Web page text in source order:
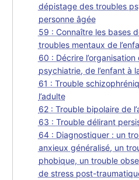
dépistage des troubles
personne âgée
59 : Connaître les bases
troubles mentaux de
60 : Décrire l’organisation
psychiatrie, de l’enfant à
61 : Trouble
l’adulte
62 : Trouble bipolaire de
63 : Trouble délirant
64 : Diagnostiquer : un
anxieux généralisé, un
phobique, un trouble
de stress post-